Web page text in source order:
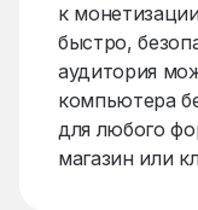
к
быстро,
аудитория
компьютера
для любого
магазин или